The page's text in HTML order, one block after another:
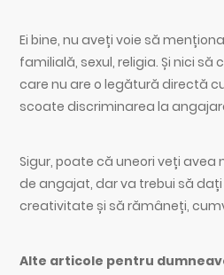
Ei bine, nu aveți voie să
familială, sexul, religia. Și nici
care nu are o legătură directă
scoate discriminarea la
Sigur, poate că uneori veți avea
de angajat, dar va trebui să
creativitate și să rămâneți,
Alte articole pentru